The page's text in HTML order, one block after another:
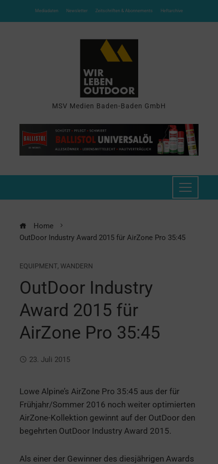
Mediadaten Newsletter Zeitschriften & Abonnements Heftarchive
MSV Medien Baden-Baden GmbH
Home
OutDoor Industry Award 2015 für AirZone Pro 35:45
EQUIPMENT, WANDERN
OutDoor Industry
Award 2015 für
AirZone Pro 35:45
23. Juli 2015
Lowe Alpine’s AirZone Pro 35:45 aus der für
Frühjahr/Sommer 2016 noch weiter optimierten
AirZone-Kollektion gewinnt auf der OutDoor den
begehrten OutDoor Industry Award 2015.
Als einer der Gewinner des diesjährigen Awards